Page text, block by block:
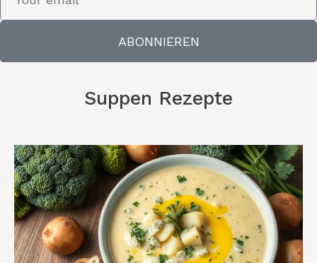
ABONNIEREN
Suppen Rezepte